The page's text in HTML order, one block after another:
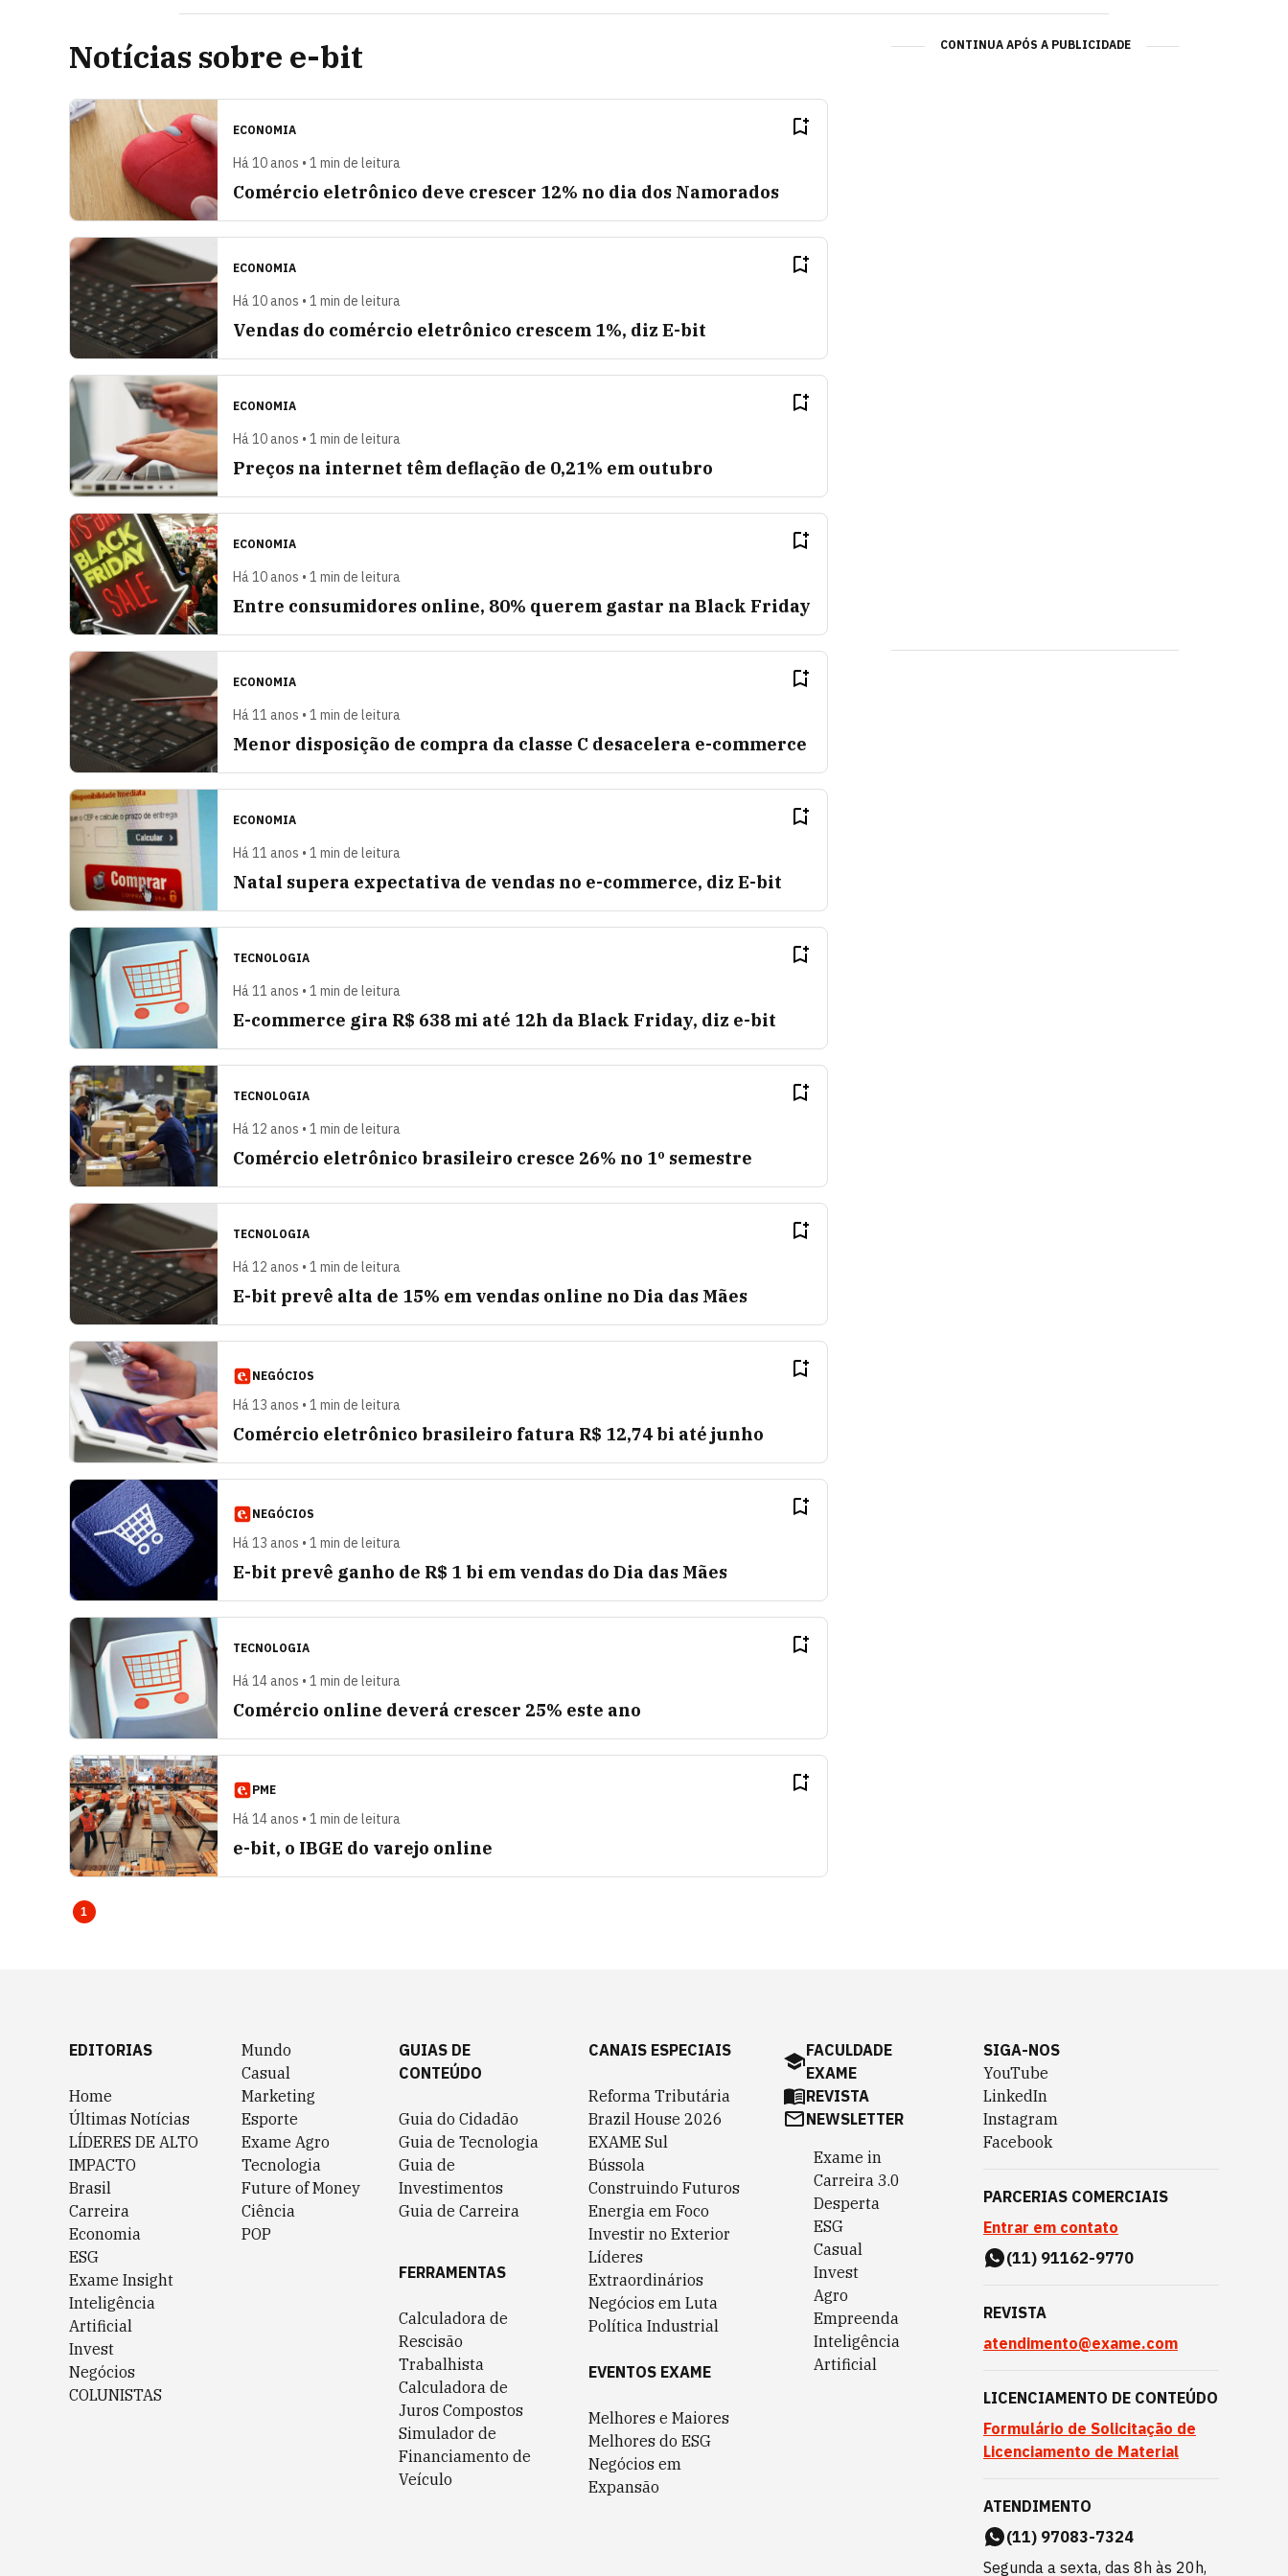
Notícias sobre e-bit
ECONOMIA
Há 10 anos • 1 min de leitura
Comércio eletrônico deve crescer 12% no dia dos Namorados
ECONOMIA
Há 10 anos • 1 min de leitura
Vendas do comércio eletrônico crescem 1%, diz E-bit
ECONOMIA
Há 10 anos • 1 min de leitura
Preços na internet têm deflação de 0,21% em outubro
ECONOMIA
Há 10 anos • 1 min de leitura
Entre consumidores online, 80% querem gastar na Black Friday
ECONOMIA
Há 11 anos • 1 min de leitura
Menor disposição de compra da classe C desacelera e-commerce
ECONOMIA
Há 11 anos • 1 min de leitura
Natal supera expectativa de vendas no e-commerce, diz E-bit
TECNOLOGIA
Há 11 anos • 1 min de leitura
E-commerce gira R$ 638 mi até 12h da Black Friday, diz e-bit
TECNOLOGIA
Há 12 anos • 1 min de leitura
Comércio eletrônico brasileiro cresce 26% no 1º semestre
TECNOLOGIA
Há 12 anos • 1 min de leitura
E-bit prevê alta de 15% em vendas online no Dia das Mães
NEGÓCIOS
Há 13 anos • 1 min de leitura
Comércio eletrônico brasileiro fatura R$ 12,74 bi até junho
NEGÓCIOS
Há 13 anos • 1 min de leitura
E-bit prevê ganho de R$ 1 bi em vendas do Dia das Mães
TECNOLOGIA
Há 14 anos • 1 min de leitura
Comércio online deverá crescer 25% este ano
PME
Há 14 anos • 1 min de leitura
e-bit, o IBGE do varejo online
CONTINUA APÓS A PUBLICIDADE
1
EDITORIAS
Home
Últimas Notícias
LÍDERES DE ALTO
IMPACTO
Brasil
Carreira
Economia
ESG
Exame Insight
Inteligência
Artificial
Invest
Negócios
COLUNISTAS
Mundo
Casual
Marketing
Esporte
Exame Agro
Tecnologia
Future of Money
Ciência
POP
GUIAS DE
CONTEÚDO
Guia do Cidadão
Guia de Tecnologia
Guia de
Investimentos
Guia de Carreira
FERRAMENTAS
Calculadora de
Rescisão
Trabalhista
Calculadora de
Juros Compostos
Simulador de
Financiamento de
Veículo
CANAIS ESPECIAIS
Reforma Tributária
Brazil House 2026
EXAME Sul
Bússola
Construindo Futuros
Energia em Foco
Investir no Exterior
Líderes
Extraordinários
Negócios em Luta
Política Industrial
EVENTOS EXAME
Melhores e Maiores
Melhores do ESG
Negócios em
Expansão
FACULDADE
EXAME
REVISTA
NEWSLETTER
Exame in
Carreira 3.0
Desperta
ESG
Casual
Invest
Agro
Empreenda
Inteligência
Artificial
SIGA-NOS
YouTube
LinkedIn
Instagram
Facebook
PARCERIAS COMERCIAIS
Entrar em contato
(11) 91162-9770
REVISTA
atendimento@exame.com
LICENCIAMENTO DE CONTEÚDO
Formulário de Solicitação de
Licenciamento de Material
ATENDIMENTO
(11) 97083-7324
Segunda a sexta, das 8h às 20h,